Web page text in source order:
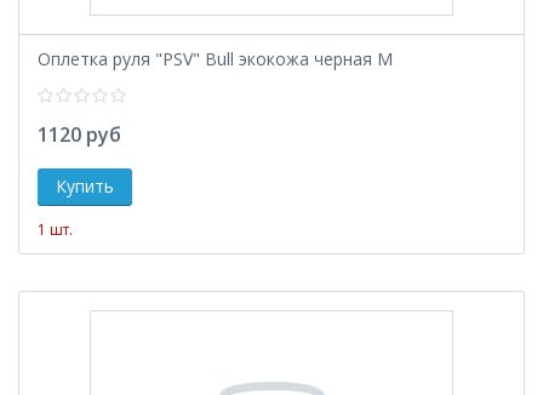
Оплетка руля "PSV" Bull экокожа черная М
1120 руб
1 шт.